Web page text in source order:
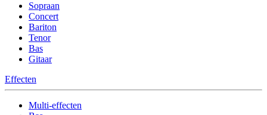
Sopraan
Concert
Bariton
Tenor
Bas
Gitaar
Effecten
Multi-effecten